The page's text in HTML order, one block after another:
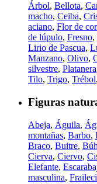
Árbol, Bellota,
macho, Ceiba,
aciano, Flor de
de lúpulo, Fresno,
Lirio de Pascua,
Manzano, Olivo,
silvestre, Platanera
Tilo, Trigo, Trébol,
Figuras
Abeja, Águila,
montañas, Barbo,
Braco, Buitre,
Cierva, Ciervo,
Elefante,
masculina,